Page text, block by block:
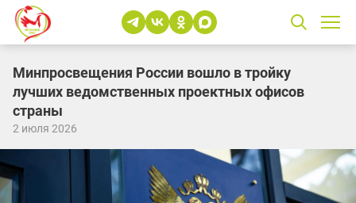
Минпросвещения России вошло в тройку
лучших ведомственных проектных офисов
страны
2 июля 2026